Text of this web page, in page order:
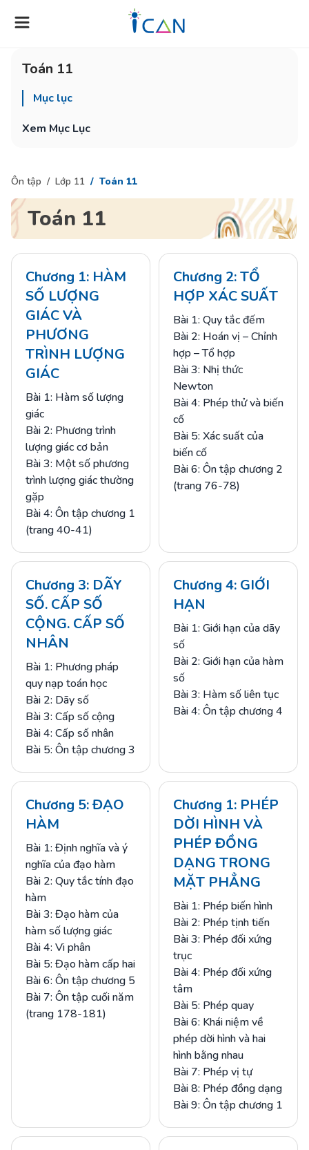
Toán 11
Mục lục
Xem Mục Lục
Ôn tập Lớp 11 Toán 11
Toán 11
Chương 1: HÀM
SỐ LƯỢNG
GIÁC VÀ
PHƯƠNG
TRÌNH LƯỢNG
GIÁC
Bài 1: Hàm số lượng
giác
Bài 2: Phương trình
lượng giác cơ bản
Bài 3: Một số phương
trình lượng giác thường
gặp
Bài 4: Ôn tập chương 1
(trang 40-41)
Chương 2: TỔ
HỢP XÁC SUẤT
Bài 1: Quy tắc đếm
Bài 2: Hoán vị – Chỉnh
hợp – Tổ hợp
Bài 3: Nhị thức
Newton
Bài 4: Phép thử và biến
cố
Bài 5: Xác suất của
biến cố
Bài 6: Ôn tập chương 2
(trang 76-78)
Chương 3: DÃY
SỐ. CẤP SỐ
CỘNG. CẤP SỐ
NHÂN
Bài 1: Phương pháp
quy nạp toán học
Bài 2: Dãy số
Bài 3: Cấp số cộng
Bài 4: Cấp số nhân
Bài 5: Ôn tập chương 3
Chương 4: GIỚI
HẠN
Bài 1: Giới hạn của dãy
số
Bài 2: Giới hạn của hàm
số
Bài 3: Hàm số liên tục
Bài 4: Ôn tập chương 4
Chương 5: ĐẠO
HÀM
Bài 1: Định nghĩa và ý
nghĩa của đạo hàm
Bài 2: Quy tắc tính đạo
hàm
Bài 3: Đạo hàm của
hàm số lượng giác
Bài 4: Vi phân
Bài 5: Đạo hàm cấp hai
Bài 6: Ôn tập chương 5
Bài 7: Ôn tập cuối năm
(trang 178-181)
Chương 1: PHÉP
DỜI HÌNH VÀ
PHÉP ĐỒNG
DẠNG TRONG
MẶT PHẲNG
Bài 1: Phép biến hình
Bài 2: Phép tịnh tiến
Bài 3: Phép đối xứng
trục
Bài 4: Phép đối xứng
tâm
Bài 5: Phép quay
Bài 6: Khái niệm về
phép dời hình và hai
hình bằng nhau
Bài 7: Phép vị tự
Bài 8: Phép đồng dạng
Bài 9: Ôn tập chương 1